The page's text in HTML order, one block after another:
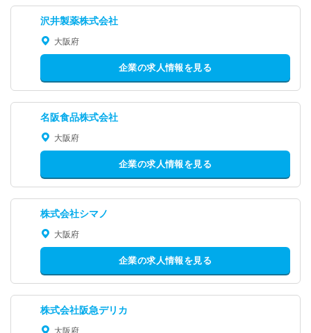
沢井製薬株式会社
大阪府
企業の求人情報を見る
名阪食品株式会社
大阪府
企業の求人情報を見る
株式会社シマノ
大阪府
企業の求人情報を見る
株式会社阪急デリカ
大阪府